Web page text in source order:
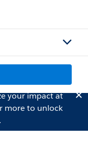
your impact at
more to unlock